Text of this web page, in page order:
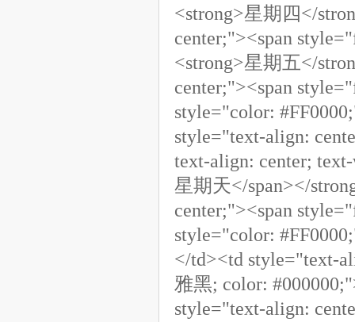
<strong>星期四</
center;"><span
<strong>星期五</
center;"><span
style="color:
style="text-align:
text-align: center;
星期天</span></
center;"><span
style="color:
</td><td style="text-
雅黑; color:
style="text-align: